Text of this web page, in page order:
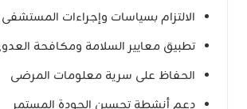
الالتزام بسياسات وإجراءات المستشفى
تطبيق معايير السلامة ومكافحة
الحفاظ على سرية معلومات المرضى
دعم أنشطة تحسين الجودة المستمر